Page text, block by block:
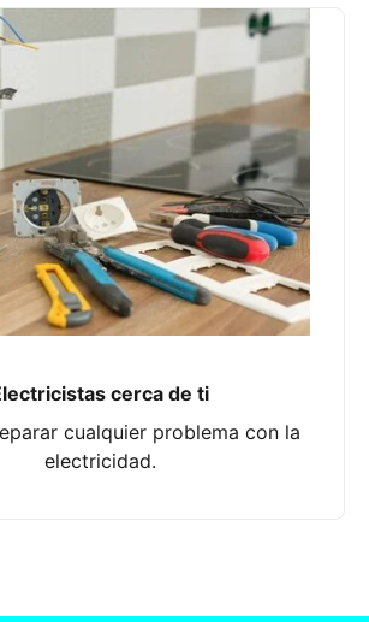
cerca de ti
cualquier problema con la
electricidad.